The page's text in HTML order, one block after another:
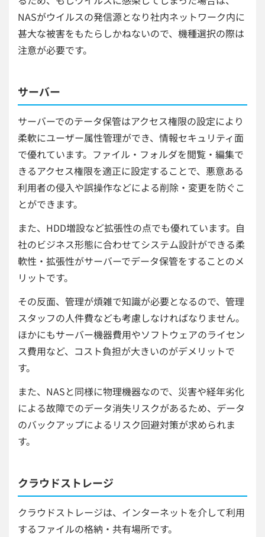
NASがウイルスの発信源となり社内ネットワーク内に
甚大な被害をもたらしかねないので、機種選択の際は
注意が必要です。
サーバー
サーバーでのテータ保管はアクセス権限の設定により
柔軟にユーザー属性管理ができ、情報セキュリティ面
で優れています。ファイル・フォルダを閲覧・編集で
きるアクセス権限を適正に設定することで、悪意ある
利用者の侵入や誤操作などによる削除・変更を防ぐこ
とができます。
また、HDD増設など拡張性の点でも優れています。自
社のビジネス形態に合わせてシステム設計ができる柔
軟性・拡張性がサーバーでデータ保管をすることのメ
リットです。
その反面、管理が煩雑で知識が必要となるので、管理
スタッフの人件費なども考慮しなければなりません。
ほかにもサーバー機器費用やソフトウェアのライセン
ス費用など、コスト負担が大きいのがデメリットで
す。
また、NASと同様に物理機器なので、災害や経年劣化
による故障でのデータ消失リスクがあるため、データ
のバックアップによるリスク回避対策が求められま
す。
クラウドストレージ
クラウドストレージは、インターネットを介して利用
するファイルの格納・共有場所です。